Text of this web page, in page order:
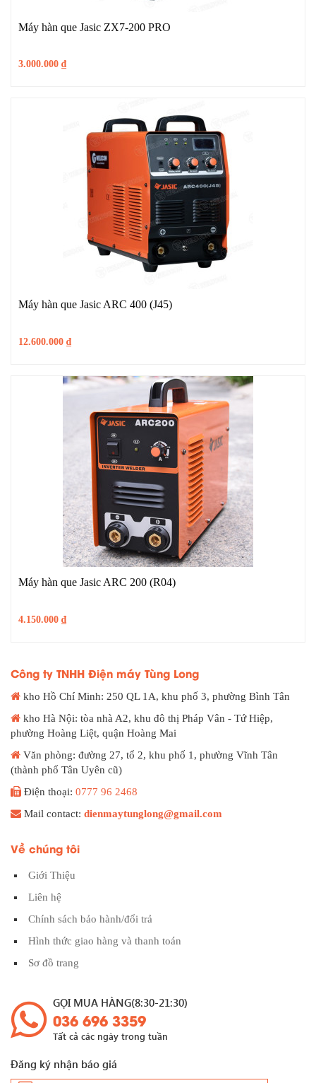
Máy hàn que Jasic ZX7-200 PRO
3.000.000 ₫
Máy hàn que Jasic ARC 400 (J45)
12.600.000 ₫
Máy hàn que Jasic ARC 200 (R04)
4.150.000 ₫
Công ty TNHH Điện máy Tùng Long
kho Hồ Chí Minh: 250 QL 1A, khu phố 3, phường Bình Tân
kho Hà Nội: tòa nhà A2, khu đô thị Pháp Vân - Tứ Hiệp,
phường Hoàng Liệt, quận Hoàng Mai
Văn phòng: đường 27, tổ 2, khu phố 1, phường Vĩnh Tân
(thành phố Tân Uyên cũ)
Điện thoại: 0777 96 2468
Mail contact: dienmaytunglong@gmail.com
Về chúng tôi
Giới Thiệu
Liên hệ
Chính sách bảo hành/đổi trả
Hình thức giao hàng và thanh toán
Sơ đồ trang
GỌI MUA HÀNG(8:30-21:30)
036 696 3359
Tất cả các ngày trong tuần
Đăng ký nhận báo giá